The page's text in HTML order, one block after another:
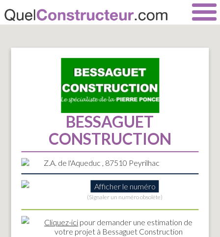
BESSAGUET
CONSTRUCTION
Z.A. de l'Aqueduc , 87510 Peyrilhac
Afficher le numéro
(Signaler un numéro obsolète)
Cliquez-ici pour demander une estimation de
votre projet à Bessaguet Construction